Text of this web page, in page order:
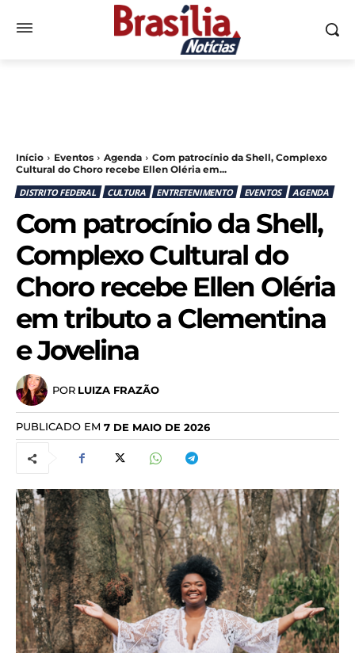
Início Eventos Agenda
Com patrocínio da Shell, Complexo
Cultural do Choro recebe Ellen Oléria em...
DISTRITO FEDERAL
CULTURA ENTRETENIMENTO EVENTOS AGENDA
Com patrocínio da Shell,
Complexo Cultural do
Choro recebe Ellen Oléria
em tributo a Clementina
e Jovelina
POR LUIZA FRAZÃO
PUBLICADO EM 7 DE MAIO DE 2026